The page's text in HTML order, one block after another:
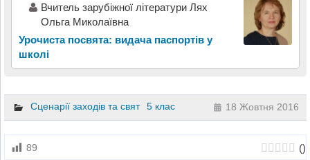
Вчитель зарубіжної літератури Лях
Ольга Миколаївна
Урочиста посвята: видача паспортів у
школі
Сценарії заходів та свят 5 клас 18 Жовтня 2016
89 ()